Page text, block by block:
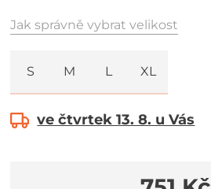
Jak správně vybrat velikost
S M L XL
ve čtvrtek 13. 8. u Vás